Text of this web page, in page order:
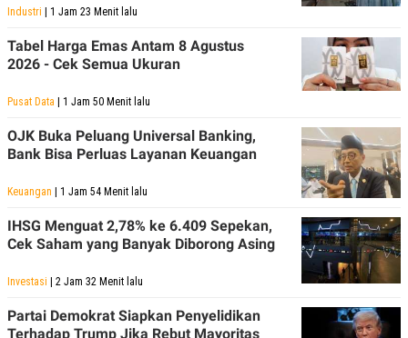
Industri | 1 Jam 23 Menit lalu
Tabel Harga Emas Antam 8 Agustus
2026 - Cek Semua Ukuran
Pusat Data | 1 Jam 50 Menit lalu
OJK Buka Peluang Universal Banking,
Bank Bisa Perluas Layanan Keuangan
Keuangan | 1 Jam 54 Menit lalu
IHSG Menguat 2,78% ke 6.409 Sepekan,
Cek Saham yang Banyak Diborong Asing
Investasi | 2 Jam 32 Menit lalu
Partai Demokrat Siapkan Penyelidikan
Terhadap Trump Jika Rebut Mayoritas